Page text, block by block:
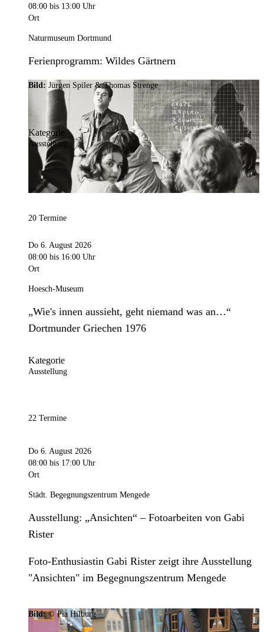
08:00 bis 13:00 Uhr
Ort
Naturmuseum Dortmund
Ferienprogramm: Wildes Gärtnern
Bild: Jürgen Spiler & Thomas Strenge
Kategorie
Ausstellung
20 Termine
Do 6. August 2026
08:00 bis 16:00 Uhr
Ort
Hoesch-Museum
„Wie's innen aussieht, geht niemand was an…“
Dortmunder Griechen 1976
Kategorie
Ausstellung
22 Termine
Do 6. August 2026
08:00 bis 17:00 Uhr
Ort
Städt. Begegnungszentrum Mengede
Ausstellung: „Ansichten“ – Fotoarbeiten von Gabi
Rister
Foto-Enthusiastin Gabi Rister zeigt ihre Ausstellung
"Ansichten" im Begegnungszentrum Mengede
Bild:© Pia Hilburg